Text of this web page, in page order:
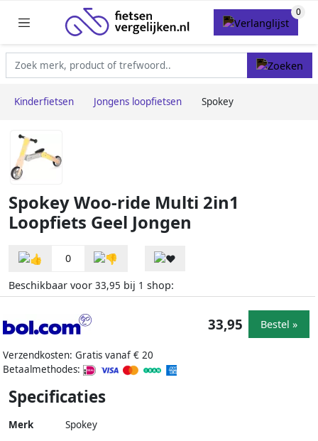
Kinderfietsen Jongens loopfietsen Spokey
Spokey Woo-ride Multi 2in1
Loopfiets Geel Jongen
0
Beschikbaar voor 33,95 bij 1 shop:
Verzendkosten: Gratis vanaf € 20
Betaalmethodes:
33,95 Bestel »
Specificaties
Merk Spokey